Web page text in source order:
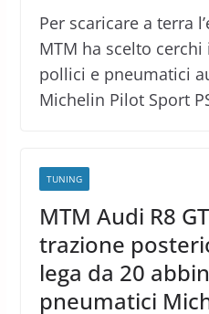
Per scaricare a terra
MTM ha scelto cerchi
pollici e pneumatici
Michelin Pilot Sport
TUNING
MTM Audi R8
trazione
lega da 20
pneumatici